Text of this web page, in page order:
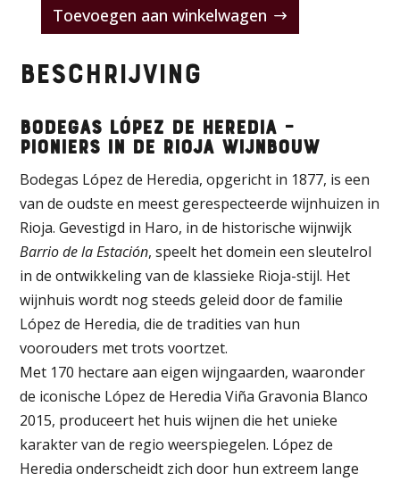
Lopez
Heredia
Gravonia
Blanco
Crianza
aantal
Toevoegen aan winkelwagen
Beschrijving
Bodegas López de Heredia –
Pioniers in de Rioja Wijnbouw
Bodegas López de Heredia, opgericht in 1877, is een
van de oudste en meest gerespecteerde wijnhuizen in
Rioja. Gevestigd in Haro, in de historische wijnwijk
Barrio de la Estación, speelt het domein een sleutelrol
in de ontwikkeling van de klassieke Rioja-stijl. Het
wijnhuis wordt nog steeds geleid door de familie
López de Heredia, die de tradities van hun
voorouders met trots voortzet.
Met 170 hectare aan eigen wijngaarden, waaronder
de iconische López de Heredia Viña Gravonia Blanco
2015, produceert het huis wijnen die het unieke
karakter van de regio weerspiegelen. López de
Heredia onderscheidt zich door hun extreem lange